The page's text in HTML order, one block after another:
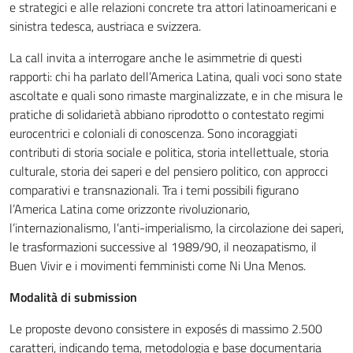
e strategici e alle relazioni concrete tra attori latinoamericani e
sinistra tedesca, austriaca e svizzera.
La call invita a interrogare anche le asimmetrie di questi
rapporti: chi ha parlato dell’America Latina, quali voci sono state
ascoltate e quali sono rimaste marginalizzate, e in che misura le
pratiche di solidarietà abbiano riprodotto o contestato regimi
eurocentrici e coloniali di conoscenza. Sono incoraggiati
contributi di storia sociale e politica, storia intellettuale, storia
culturale, storia dei saperi e del pensiero politico, con approcci
comparativi e transnazionali. Tra i temi possibili figurano
l’America Latina come orizzonte rivoluzionario,
l’internazionalismo, l’anti-imperialismo, la circolazione dei saperi,
le trasformazioni successive al 1989/90, il neozapatismo, il
Buen Vivir e i movimenti femministi come Ni Una Menos.
Modalità di submission
Le proposte devono consistere in exposés di massimo 2.500
caratteri, indicando tema, metodologia e base documentaria